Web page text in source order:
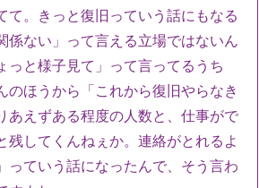
て。きっと復旧っていう話にもなる
係ない」って言える立場ではないん
っと様子見て」って言ってるうち
のほうから「これから復旧やらなき
あえずある程度の人数と、仕事がで
残してくんねぇか。連絡がとれるよ
っていう話になったんで、そう言わ